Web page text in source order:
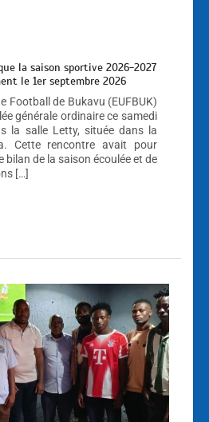
la saison sportive 2026-2027
le 1er septembre 2026
Football de Bukavu (EUFBUK)
générale ordinaire ce samedi
la salle Letty, située dans la
Cette rencontre avait pour
bilan de la saison écoulée et de
[…]